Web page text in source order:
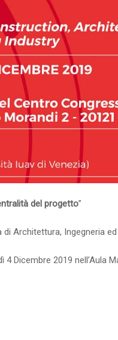
del progetto”
Architettura, Ingegneria
Dicembre 2019 nell’Aula